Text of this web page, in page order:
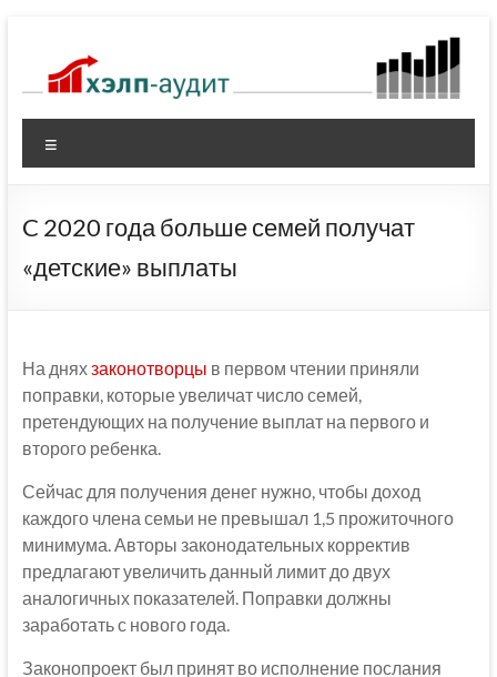
содержимому
C 2020 года больше семей получат
«детские» выплаты
На дняхзаконотворцы в первом чтении приняли
поправки, которые увеличат число семей,
претендующих на получение выплат на первого и
второго ребенка.
Сейчас для получения денег нужно, чтобы доход
каждого члена семьи не превышал 1,5 прожиточного
минимума. Авторы законодательных корректив
предлагают увеличить данный лимит до двух
аналогичных показателей. Поправки должны
заработать с нового года.
Законопроект был принят во исполнение послания